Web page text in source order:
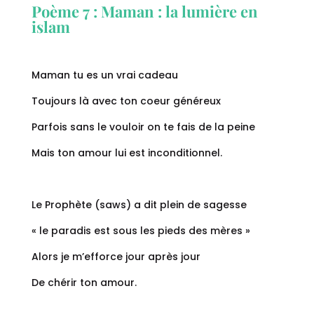
Poème 7 : Maman : la lumière en
islam
Maman tu es un vrai cadeau
Toujours là avec ton coeur généreux
Parfois sans le vouloir on te fais de la peine
Mais ton amour lui est inconditionnel.
Le Prophète (saws) a dit plein de sagesse
« le paradis est sous les pieds des mères »
Alors je m’efforce jour après jour
De chérir ton amour.